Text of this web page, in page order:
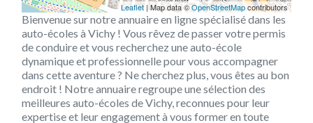
Leaflet | Map data ©OpenStreetMapcontributors
Bienvenue sur notre annuaire en ligne spécialisé dans les
auto-écoles à Vichy ! Vous rêvez de passer votre permis
de conduire et vous recherchez une auto-école
dynamique et professionnelle pour vous accompagner
dans cette aventure ? Ne cherchez plus, vous êtes au bon
endroit ! Notre annuaire regroupe une sélection des
meilleures auto-écoles de Vichy, reconnues pour leur
expertise et leur engagement à vous former en toute